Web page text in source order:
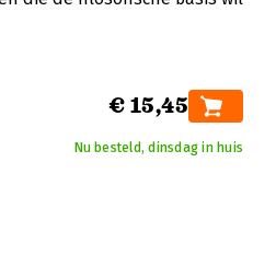
€ 15,45
Nu besteld, dinsdag in huis